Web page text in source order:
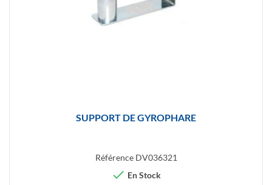
SUPPORT DE GYROPHARE
Référence DV036321
 En Stock